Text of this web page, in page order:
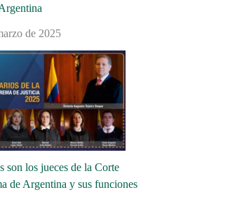
de 2025
son los jueces de la Corte
de Argentina y sus funciones